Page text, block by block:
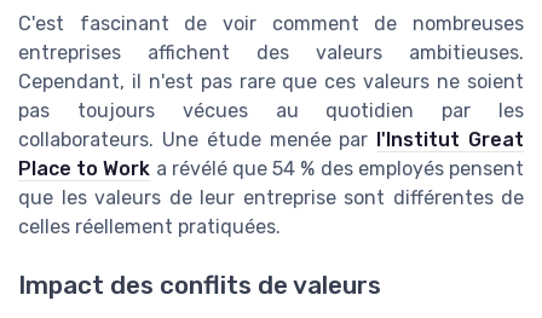
C'est fascinant de voir comment de nombreuses
entreprises affichent des valeurs ambitieuses.
Cependant, il n'est pas rare que ces valeurs ne soient
pas toujours vécues au quotidien par les
collaborateurs. Une étude menée par l'Institut Great
Place to Work a révélé que 54 % des employés pensent
que les valeurs de leur entreprise sont différentes de
celles réellement pratiquées.
Impact des conflits de valeurs